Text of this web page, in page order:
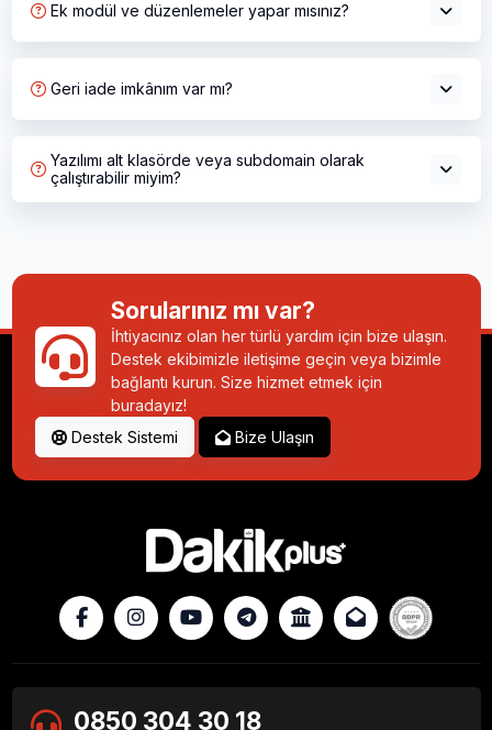
Ek modül ve düzenlemeler yapar mısınız?
Geri iade imkânım var mı?
Yazılımı alt klasörde veya subdomain olarak
çalıştırabilir miyim?
Sorularınız mı var?
İhtiyacınız olan her türlü yardım için bize ulaşın.
Destek ekibimizle iletişime geçin veya bizimle
bağlantı kurun. Size hizmet etmek için
buradayız!
Destek Sistemi
Bize Ulaşın
0850 304 30 18